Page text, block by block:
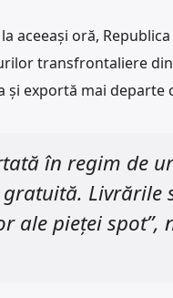
aceeași oră,
transfrontaliere
și exportă mai departe
în regim de
gratuită.
ale pieței spot”,